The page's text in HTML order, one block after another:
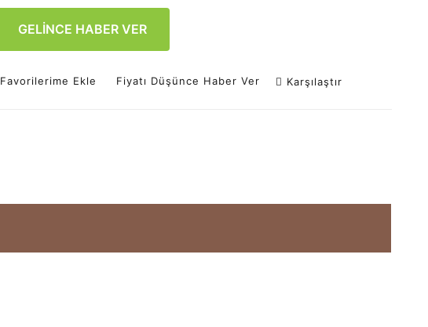
GELİNCE HABER VER
Favorilerime Ekle Fiyatı Düşünce Haber Ver Karşılaştır